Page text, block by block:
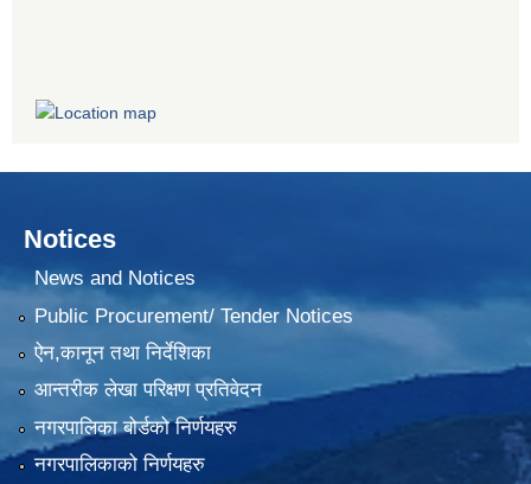
Notices
News and Notices
Public Procurement/ Tender Notices
ऐन,कानून तथा निर्देशिका
आन्तरीक लेखा परिक्षण प्रतिवेदन
नगरपालिका बोर्डको निर्णयहरु
नगरपालिकाको निर्णयहरु